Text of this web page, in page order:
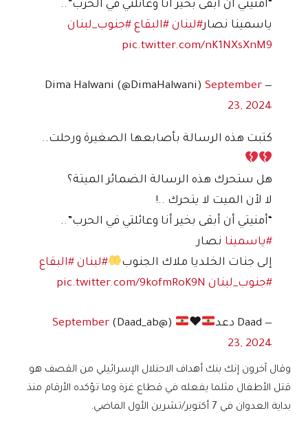
“أمنيتي أن أبقى بخير أنا وعائلتي في الحرب”..
ياسمينا نصار#لبنان #البقاع #جنوب_لبنان
pic.twitter.com/nK1NXsXnM9
— Dima Halwani (@DimaHalwani)
September
23, 2024
كتبت هذه الرسالة بأصابعها الصغيرة ورحلت..
هل ستحرك هذه الرسالة الضمائر الميتة؟
لا لأن الميت لا يتحرك ..!
“أمنيتي أن أبقى بخير أنا وعائلتي في الحرب”..
#ياسمينا نصار
إلى جنات الخلديا ملاك الجنوب
#لبنان #البقاع
#جنوب_لبنان pic.twitter.com/9kofmRoK9N
— Daad دعد ♥️
(@Daad_ab)
September
23, 2024
وقال آخرون إنك بنك أهداف الاحتلال الإسرائيلي من القصف هو
قتل الأطفال مثلما يفعله في قطاع غزة وما تؤكده الأرقام منذ
بداية العدوان في 7 أكتوبر/تشرين الأول الماضي.